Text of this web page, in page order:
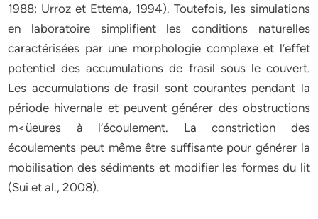
1988; Urroz et Ettema, 1994). Toutefois, les simulations
en laboratoire simplifient les conditions naturelles
caractérisées par une morphologie complexe et l’effet
potentiel des accumulations de frasil sous le couvert.
Les accumulations de frasil sont courantes pendant la
période hivernale et peuvent générer des obstructions
m<üeures à l’écoulement. La constriction des
écoulements peut même être suffisante pour générer la
mobilisation des sédiments et modifier les formes du lit
(Sui et al., 2008).